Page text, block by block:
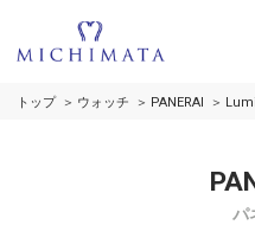
トップ ウォッチ PANERAI
パ